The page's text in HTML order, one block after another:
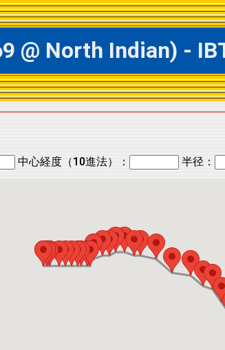
@ North Indian) -
中心経度（10進法）： 半径：